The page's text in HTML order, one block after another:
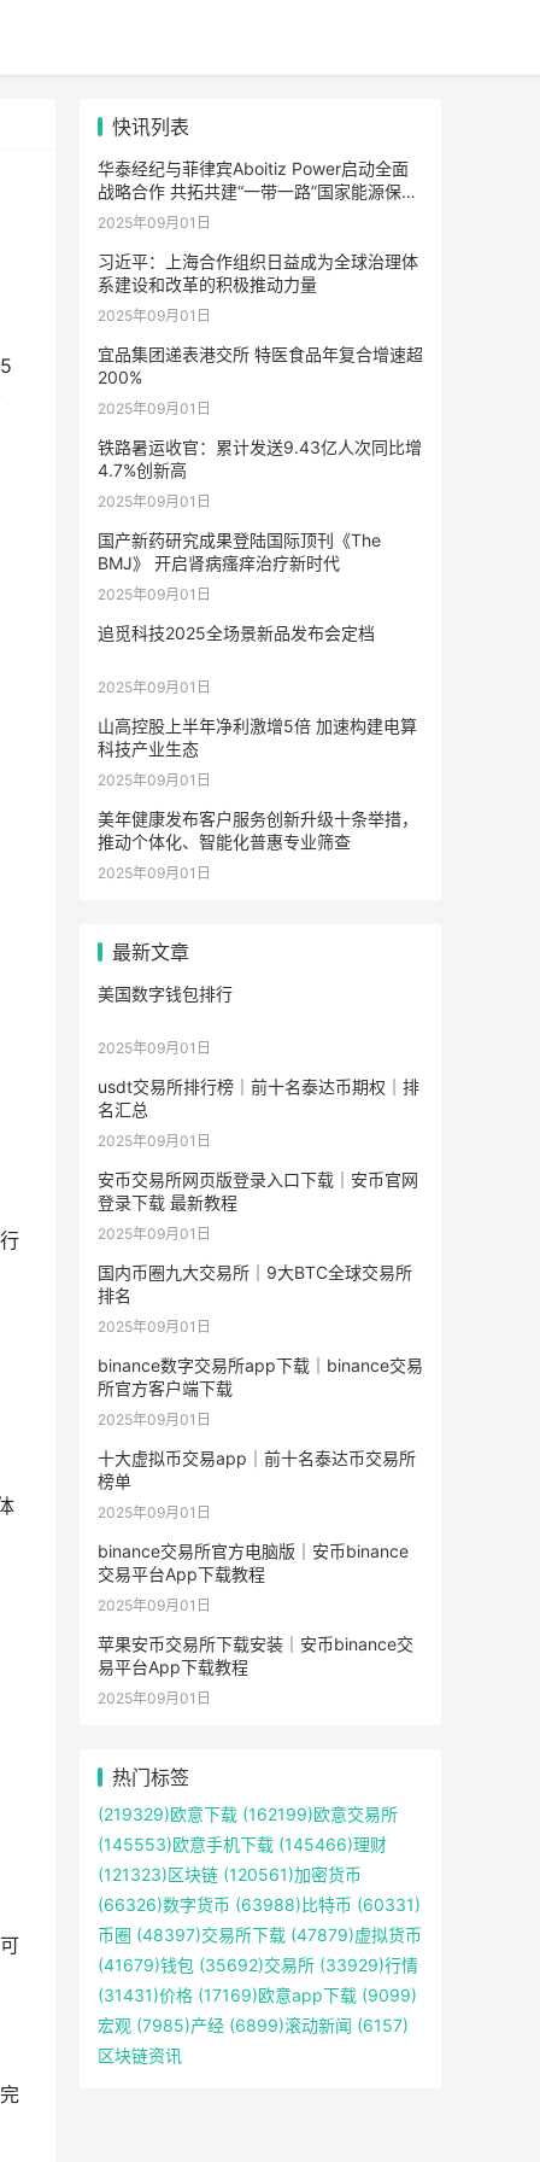
快讯列表
华泰经纪与菲律宾Aboitiz Power启动全面
战略合作 共拓共建“一带一路”国家能源保险
市场合作新路径
2025年09月01日
习近平：上海合作组织日益成为全球治理体
系建设和改革的积极推动力量
2025年09月01日
宜品集团递表港交所 特医食品年复合增速超
200%
2025年09月01日
铁路暑运收官：累计发送9.43亿人次同比增
4.7%创新高
2025年09月01日
国产新药研究成果登陆国际顶刊《The
BMJ》 开启肾病瘙痒治疗新时代
2025年09月01日
追觅科技2025全场景新品发布会定档
2025年09月01日
山高控股上半年净利激增5倍 加速构建电算
科技产业生态
2025年09月01日
美年健康发布客户服务创新升级十条举措，
推动个体化、智能化普惠专业筛查
2025年09月01日
最新文章
美国数字钱包排行
2025年09月01日
usdt交易所排行榜｜前十名泰达币期权｜排
名汇总
2025年09月01日
安币交易所网页版登录入口下载｜安币官网
登录下载 最新教程
2025年09月01日
国内币圈九大交易所｜9大BTC全球交易所
排名
2025年09月01日
binance数字交易所app下载｜binance交易
所官方客户端下载
2025年09月01日
十大虚拟币交易app｜前十名泰达币交易所
榜单
2025年09月01日
binance交易所官方电脑版｜安币binance
交易平台App下载教程
2025年09月01日
苹果安币交易所下载安装｜安币binance交
易平台App下载教程
2025年09月01日
热门标签
(219329)欧意下载 (162199)欧意交易所
(145553)欧意手机下载 (145466)理财
(121323)区块链 (120561)加密货币
(66326)数字货币 (63988)比特币 (60331)
币圈 (48397)交易所下载 (47879)虚拟货币
(41679)钱包 (35692)交易所 (33929)行情
(31431)价格 (17169)欧意app下载 (9099)
宏观 (7985)产经 (6899)滚动新闻 (6157)
区块链资讯